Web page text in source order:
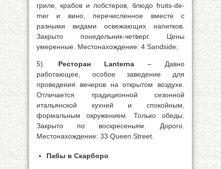
гриле, крабов и лобстеров, блюдо fruits-de-
mer и вино, перечисленное вместе с
разными видами освежающих напитков.
Закрыто понедельник-четверг. Цены
умеренные. Местонахождение: 4 Sandside;
5). Ресторан Lanterna – Давно
работающее, особое заведение для
проведения вечеров на открытом воздухе.
Отличается традиционной сезонной
итальянской кухней и спокойным,
формальным окружением. Только обеды.
Закрыто по воскресеньям. Дорого.
Местонахождение: 33 Queen Street.
Пабы в Скарборо